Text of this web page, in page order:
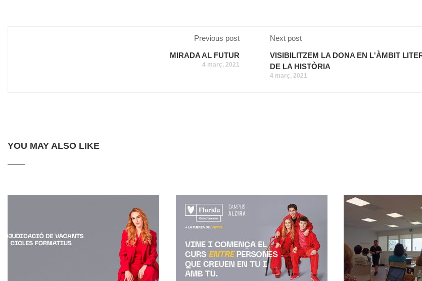
Previous post
MIRADA AL FUTUR
4 març, 2021
Next post
VISIBILITZEM LA DONA EN L'ÀMBIT
DE LA HISTÒRIA
4 març, 2021
YOU MAY ALSO LIKE